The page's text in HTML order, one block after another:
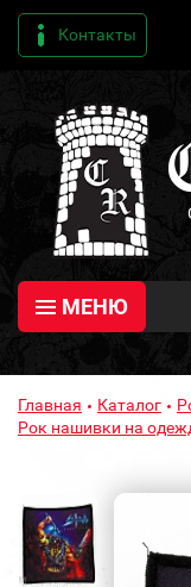
Контакты
МЕНЮ
Главная Каталог
Рок нашивки на